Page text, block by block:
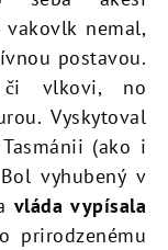
vakovlk nemal,
postavou.
či vlkovi, no
Vyskytoval
(ako i
vyhubený v
vláda vypísala
prirodzenému